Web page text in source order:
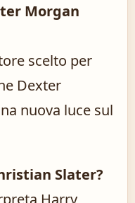
Morgan
scelto per
Dexter
nuova luce sul
Slater?
Harry